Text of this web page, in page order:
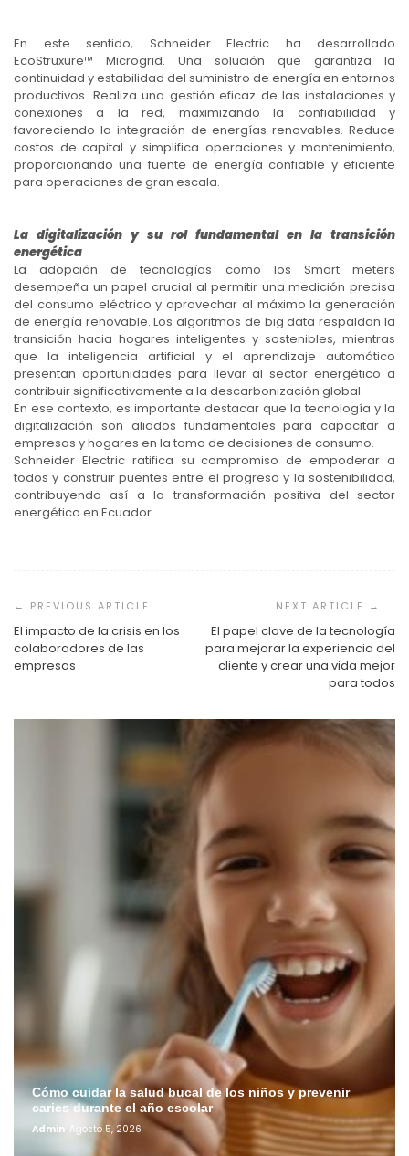
En este sentido, Schneider Electric ha desarrollado
EcoStruxure™ Microgrid. Una solución que garantiza la
continuidad y estabilidad del suministro de energía en entornos
productivos. Realiza una gestión eficaz de las instalaciones y
conexiones a la red, maximizando la confiabilidad y
favoreciendo la integración de energías renovables. Reduce
costos de capital y simplifica operaciones y mantenimiento,
proporcionando una fuente de energía confiable y eficiente
para operaciones de gran escala.
La digitalización y su rol fundamental en la transición
energética
La adopción de tecnologías como los Smart meters
desempeña un papel crucial al permitir una medición precisa
del consumo eléctrico y aprovechar al máximo la generación
de energía renovable. Los algoritmos de big data respaldan la
transición hacia hogares inteligentes y sostenibles, mientras
que la inteligencia artificial y el aprendizaje automático
presentan oportunidades para llevar al sector energético a
contribuir significativamente a la descarbonización global.
En ese contexto, es importante destacar que la tecnología y la
digitalización son aliados fundamentales para capacitar a
empresas y hogares en la toma de decisiones de consumo.
Schneider Electric ratifica su compromiso de empoderar a
todos y construir puentes entre el progreso y la sostenibilidad,
contribuyendo así a la transformación positiva del sector
energético en Ecuador.
de
entradas
El impacto de la crisis en los
colaboradores de las
empresas
El papel clave de la tecnología
para mejorar la experiencia del
cliente y crear una vida mejor
para todos
Cómo cuidar la salud bucal de los niños y prevenir
caries durante el año escolar
Admin Agosto 5, 2026